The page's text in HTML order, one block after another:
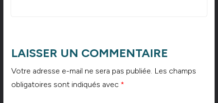
LAISSER UN COMMENTAIRE
Votre adresse e-mail ne sera pas publiée. Les champs
obligatoires sont indiqués avec *